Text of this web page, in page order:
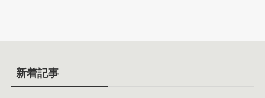
新着記事